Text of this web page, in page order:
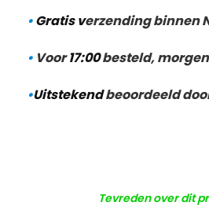
•Gratis verzending binnen
•Voor17:00besteld,
•Uitstekendbeoordeeld
Tevreden over dit